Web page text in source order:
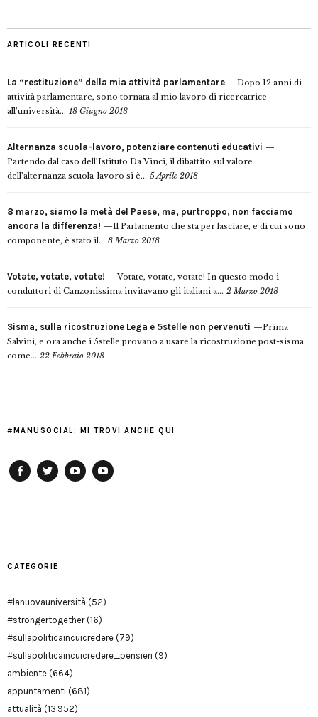
ARTICOLI RECENTI
La “restituzione” della mia attività parlamentare
Dopo 12 anni di
attività parlamentare, sono tornata al mio lavoro di ricercatrice
all’università... 18 Giugno 2018
Alternanza scuola-lavoro, potenziare contenuti educativi
Partendo dal caso dell’Istituto Da Vinci, il dibattito sul valore
dell’alternanza scuola-lavoro si è... 5 Aprile 2018
8 marzo, siamo la metà del Paese, ma, purtroppo, non facciamo
ancora la differenza!
Il Parlamento che sta per lasciare, e di cui sono
componente, è stato il... 8 Marzo 2018
Votate, votate, votate!
Votate, votate, votate! In questo modo i
conduttori di Canzonissima invitavano gli italiani a... 2 Marzo 2018
Sisma, sulla ricostruzione Lega e 5stelle non pervenuti
Prima
Salvini, e ora anche i 5stelle provano a usare la ricostruzione post-sisma
come... 22 Febbraio 2018
#MANUSOCIAL: MI TROVI ANCHE QUI
CATEGORIE
#lanuovauniversità (52)
#strongertogether(16)
#sullapoliticaincuicredere (79)
#sullapoliticaincuicredere_pensieri (9)
ambiente (664)
appuntamenti (681)
attualità (13.952)